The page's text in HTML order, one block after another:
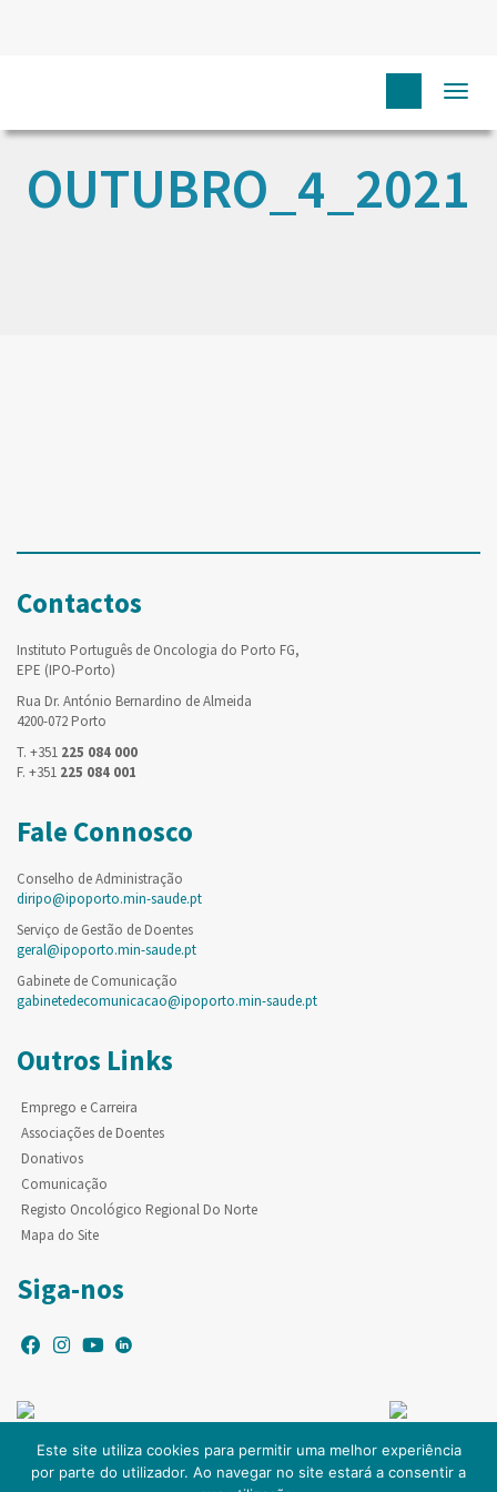
OUTUBRO_4_2021
Contactos
Instituto Português de Oncologia do Porto FG,
EPE (IPO-Porto)
Rua Dr. António Bernardino de Almeida
4200-072 Porto
T. +351 225 084 000
F. +351 225 084 001
Fale Connosco
Conselho de Administração
diripo@ipoporto.min-saude.pt
Serviço de Gestão de Doentes
geral@ipoporto.min-saude.pt
Gabinete de Comunicação
gabinetedecomunicacao@ipoporto.min-saude.pt
Outros Links
Emprego e Carreira
Associações de Doentes
Donativos
Comunicação
Registo Oncológico Regional Do Norte
Mapa do Site
Siga-nos
Este site utiliza cookies para permitir uma melhor experiência
por parte do utilizador. Ao navegar no site estará a consentir a